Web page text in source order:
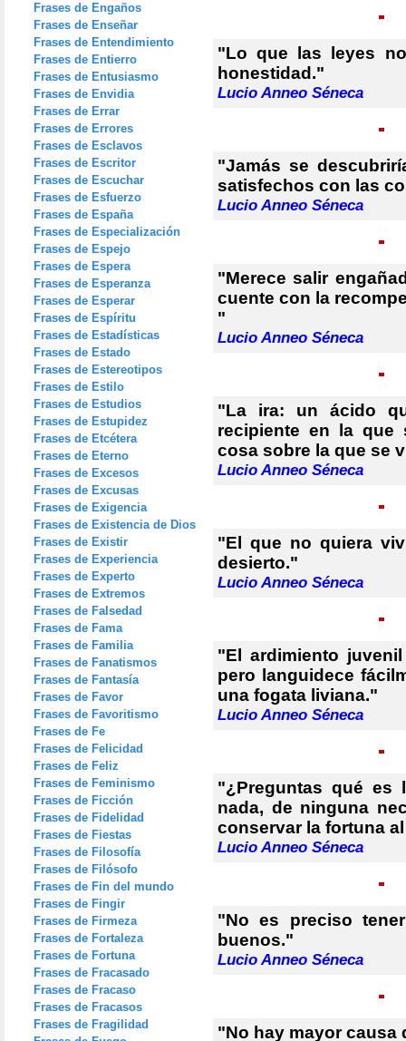
Frases de Engaños
Frases de Enseñar
Frases de Entendimiento
Frases de Entierro
Frases de Entusiasmo
Frases de Envidia
Frases de Errar
Frases de Errores
Frases de Esclavos
Frases de Escritor
Frases de Escuchar
Frases de Esfuerzo
Frases de España
Frases de Especialización
Frases de Espejo
Frases de Espera
Frases de Esperanza
Frases de Esperar
Frases de Espíritu
Frases de Estadísticas
Frases de Estado
Frases de Estereotipos
Frases de Estilo
Frases de Estudios
Frases de Estupidez
Frases de Etcétera
Frases de Eterno
Frases de Excesos
Frases de Excusas
Frases de Exigencia
Frases de Existencia de Dios
Frases de Existir
Frases de Experiencia
Frases de Experto
Frases de Extremos
Frases de Falsedad
Frases de Fama
Frases de Familia
Frases de Fanatismos
Frases de Fantasía
Frases de Favor
Frases de Favoritismo
Frases de Fe
Frases de Felicidad
Frases de Feliz
Frases de Feminismo
Frases de Ficción
Frases de Fidelidad
Frases de Fiestas
Frases de Filosofía
Frases de Filósofo
Frases de Fin del mundo
Frases de Fingir
Frases de Firmeza
Frases de Fortaleza
Frases de Fortuna
Frases de Fracasado
Frases de Fracaso
Frases de Fracasos
Frases de Fragilidad
"Lo que las leyes
honestidad."
Lucio Anneo Séneca
"Jamás se
satisfechos con las
Lucio Anneo Séneca
"Merece salir
cuente con la
"
Lucio Anneo Séneca
"La ira: un ácido
recipiente en la que
cosa sobre la que se
Lucio Anneo Séneca
"El que no quiera
desierto."
Lucio Anneo Séneca
"El ardimiento
pero languidece
una fogata liviana."
Lucio Anneo Séneca
"¿Preguntas qué es
nada, de ninguna
conservar la fortuna
Lucio Anneo Séneca
"No es preciso
buenos."
Lucio Anneo Séneca
"No hay mayor causa